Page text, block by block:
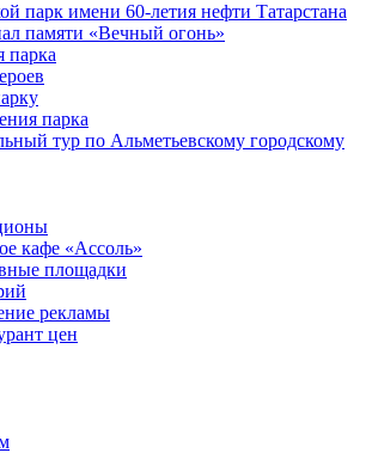
парк имени 60-летия нефти Татарстана
памяти «Вечный огонь»
парка
парка
тур по Альметьевскому городскому
кафе «Ассоль»
площадки
рекламы
цен